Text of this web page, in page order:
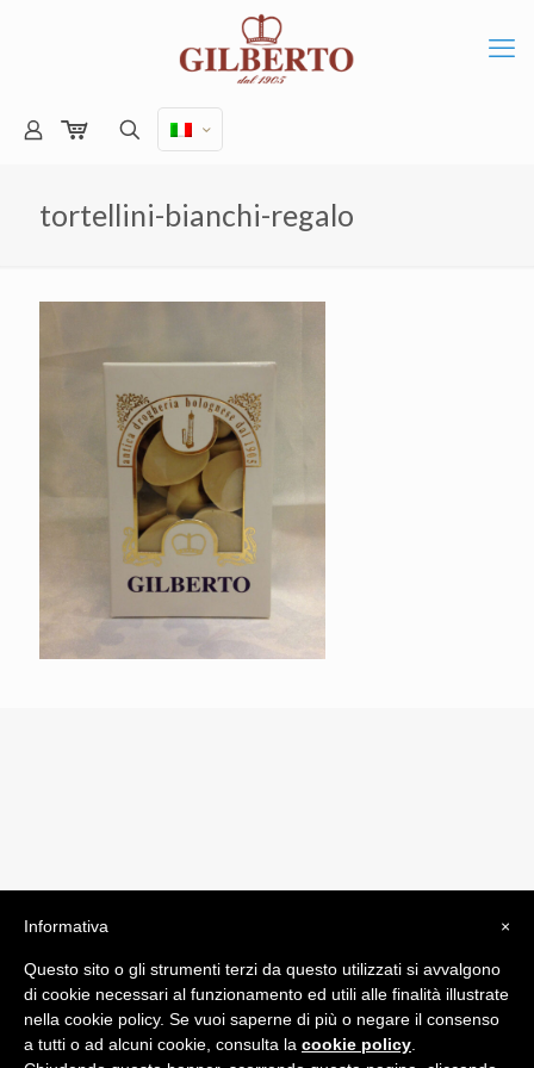
tortellini-bianchi-regalo
byComunicatori su Misura srl
Termini e Condizioni di Vendita - Terms and Conditions
ITA:
×
Informativa
Questo sito o gli strumenti terzi da questo utilizzati si avvalgono
di cookie necessari al funzionamento ed utili alle finalità illustrate
nella cookie policy. Se vuoi saperne di più o negare il consenso
a tutti o ad alcuni cookie, consulta la cookie policy